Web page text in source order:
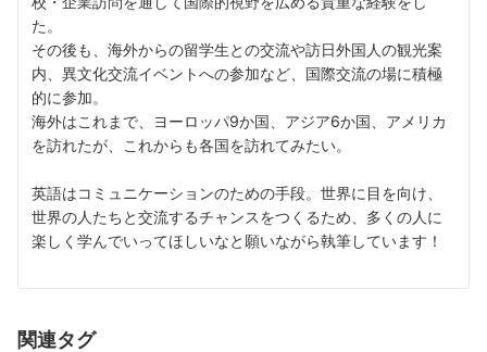
た。
その後も、海外からの留学生との交流や訪日外国人の観光案
内、異文化交流イベントへの参加など、国際交流の場に積極
的に参加。
海外はこれまで、ヨーロッパ9か国、アジア6か国、アメリカ
を訪れたが、これからも各国を訪れてみたい。
英語はコミュニケーションのための手段。世界に目を向け、
世界の人たちと交流するチャンスをつくるため、多くの人に
楽しく学んでいってほしいなと願いながら執筆しています！
関連タグ